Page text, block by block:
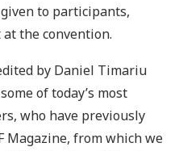
to participants,
the convention.
by Daniel Timariu
of today’s most
who have previously
Magazine, from which we